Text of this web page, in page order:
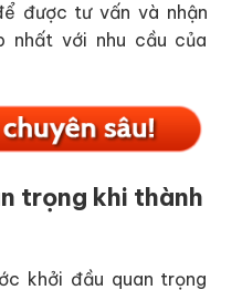
được tư vấn và nhận
nhất với nhu cầu của
trọng khi thành
khởi đầu quan trọng